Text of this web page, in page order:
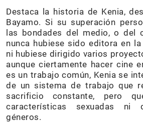
Destaca la historia de Kenia,
Bayamo. Si su superación
las bondades del medio, o del
nunca hubiese sido editora en la
ni hubiese dirigido varios
aunque ciertamente hacer cine
es un trabajo común, Kenia se
de un sistema de trabajo que
sacrificio constante, pero
características sexuadas ni
géneros.